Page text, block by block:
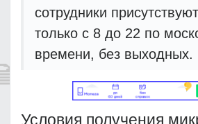
сотрудники
только с 8 до 22 по
времени, без выходных.
Условия получения